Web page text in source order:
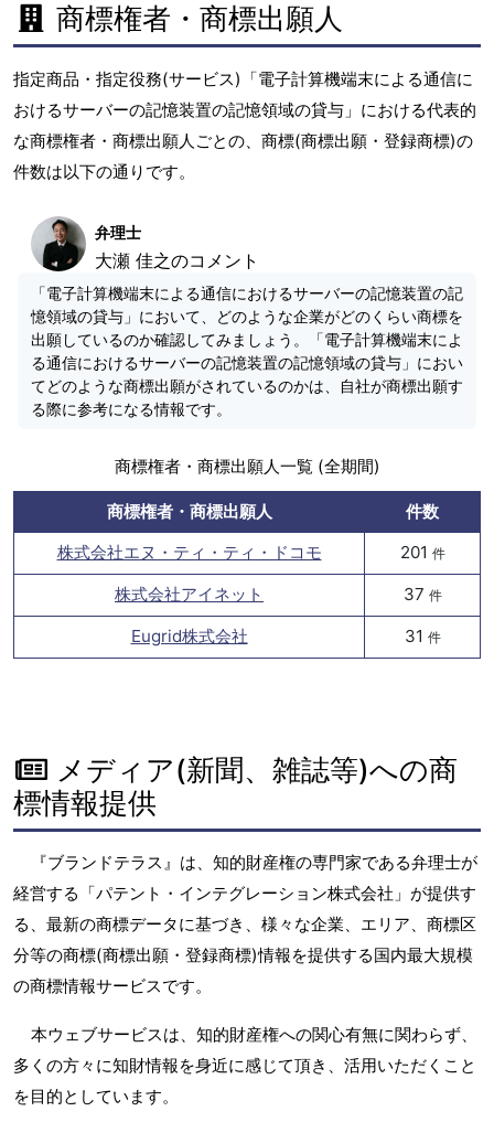
商標権者・商標出願人
指定商品・指定役務(サービス)「電子計算機端末による通信に
おけるサーバーの記憶装置の記憶領域の貸与」における代表的
な商標権者・商標出願人ごとの、商標(商標出願・登録商標)の
件数は以下の通りです。
弁理士
大瀬 佳之のコメント
「電子計算機端末による通信におけるサーバーの記憶装置の記
憶領域の貸与」において、どのような企業がどのくらい商標を
出願しているのか確認してみましょう。「電子計算機端末によ
る通信におけるサーバーの記憶装置の記憶領域の貸与」におい
てどのような商標出願がされているのかは、自社が商標出願す
る際に参考になる情報です。
商標権者・商標出願人一覧 (全期間)
商標権者・商標出願人
件数
株式会社エヌ・ティ・ティ・ドコモ
201 件
株式会社アイネット 37 件
Eugrid株式会社 31 件
メディア(新聞、雑誌等)への商
標情報提供
『ブランドテラス』は、知的財産権の専門家である弁理士が
経営する「パテント・インテグレーション株式会社」が提供す
る、最新の商標データに基づき、様々な企業、エリア、商標区
分等の商標(商標出願・登録商標)情報を提供する国内最大規模
の商標情報サービスです。
本ウェブサービスは、知的財産権への関心有無に関わらず、
多くの方々に知財情報を身近に感じて頂き、活用いただくこと
を目的としています。